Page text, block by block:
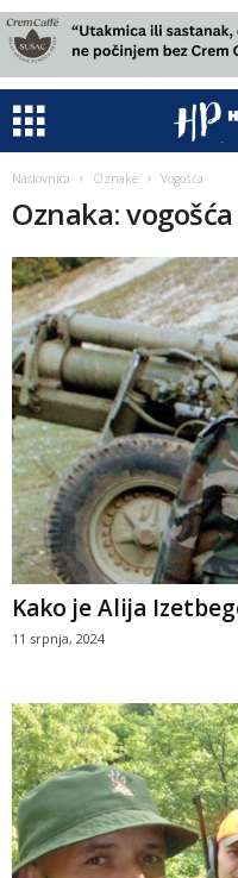
Naslovnica Oznake Vogošća
Oznaka: vogošća
Kako je Alija
11 srpnja, 2024